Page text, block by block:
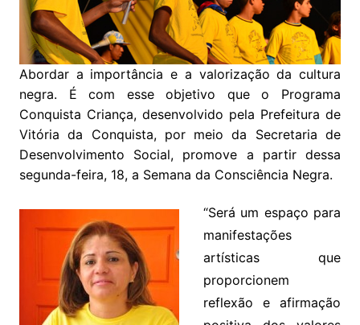
Abordar a importância e a valorização da cultura
negra. É com esse objetivo que o Programa
Conquista Criança, desenvolvido pela Prefeitura de
Vitória da Conquista, por meio da Secretaria de
Desenvolvimento Social, promove a partir dessa
segunda-feira, 18, a Semana da Consciência Negra.
“Será um espaço para
manifestações
artísticas que
proporcionem
reflexão e afirmação